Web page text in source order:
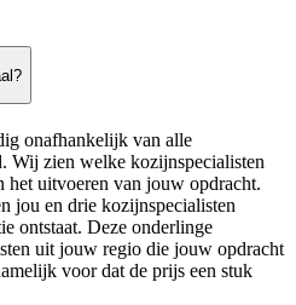
onafhankelijk van alle
Wij zien welke kozijnspecialisten
het uitvoeren van jouw opdracht.
jou en drie kozijnspecialisten
ontstaat. Deze onderlinge
uit jouw regio die jouw opdracht
voor dat de prijs een stuk